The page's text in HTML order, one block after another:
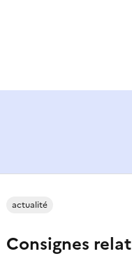
Consignes
actualité